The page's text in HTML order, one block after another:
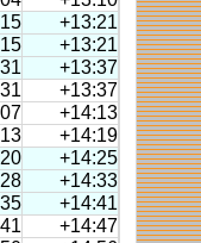
+13:21
+13:21
+13:37
+13:37
+14:13
+14:19
+14:25
+14:33
+14:41
+14:47